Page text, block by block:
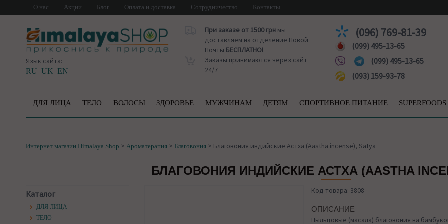
О нас Акции Блог Оплата и доставка Сотрудничество Контакты
Язык сайта:
RU UK EN
При заказе от 1500 грнмы
доставляем на отделение Новой
Почты БЕСПЛАТНО!
Заказы принимаются через сайт
24/7
(096) 769-81-39
(099) 495-13-65
(099) 495-13-65
(093) 159-93-78
ДЛЯ ЛИЦА ТЕЛО ВОЛОСЫ ЗДОРОВЬЕ МУЖЧИНАМ ДЕТЯМ СПОРТИВНОЕ ПИТАНИЕ SUPERFOODS
Интернет магазин Himalaya Shop > Ароматерапия > Благовония > Благовония индийские Астха (Aastha incense), Satya
БЛАГОВОНИЯ ИНДИЙСКИЕ АСТХА (AASTHA
Каталог
ДЛЯ ЛИЦА
ТЕЛО
Код товара: 3808
ОПИСАНИЕ
Пыльцовые (масала) благовония на